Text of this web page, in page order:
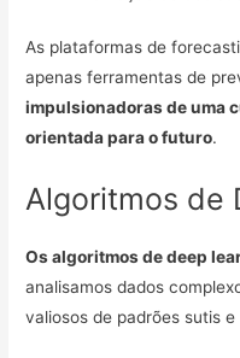
As plataformas de
apenas ferramentas de
impulsionadoras de uma
orientada para o futuro.
Algoritmos de
Os algoritmos de deep
analisamos dados
valiosos de padrões sutis